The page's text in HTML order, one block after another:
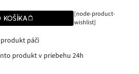
KOŠÍKA
[node-product-
wishlist]
páči
produkt v priebehu 24h